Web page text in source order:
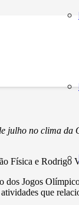
julho no clima da
Física e Rodrigo
dos Jogos
que